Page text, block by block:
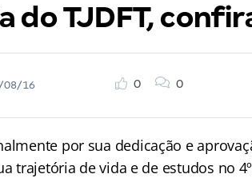
do TJDFT,
08/16
0 0
por sua dedicação e
trajetória de vida e de estudos no